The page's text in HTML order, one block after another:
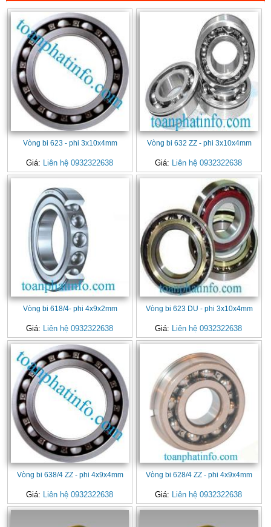
Vòng bi 623 - phi 3x10x4mm
Giá: Liên hệ 0932322638
Vòng bi 632 ZZ - phi 3x10x4mm
Giá: Liên hệ 0932322638
Vòng bi 618/4- phi 4x9x2mm
Giá: Liên hệ 0932322638
Vòng bi 623 DU - phi 3x10x4mm
Giá: Liên hệ 0932322638
Vòng bi 638/4 ZZ - phi 4x9x4mm
Giá: Liên hệ 0932322638
Vòng bi 628/4 ZZ - phi 4x9x4mm
Giá: Liên hệ 0932322638